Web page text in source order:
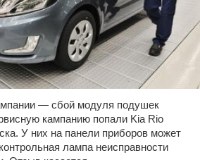
— сбой модуля подушек
кампанию попали Kia Rio
У них на панели приборов может
лампа неисправности